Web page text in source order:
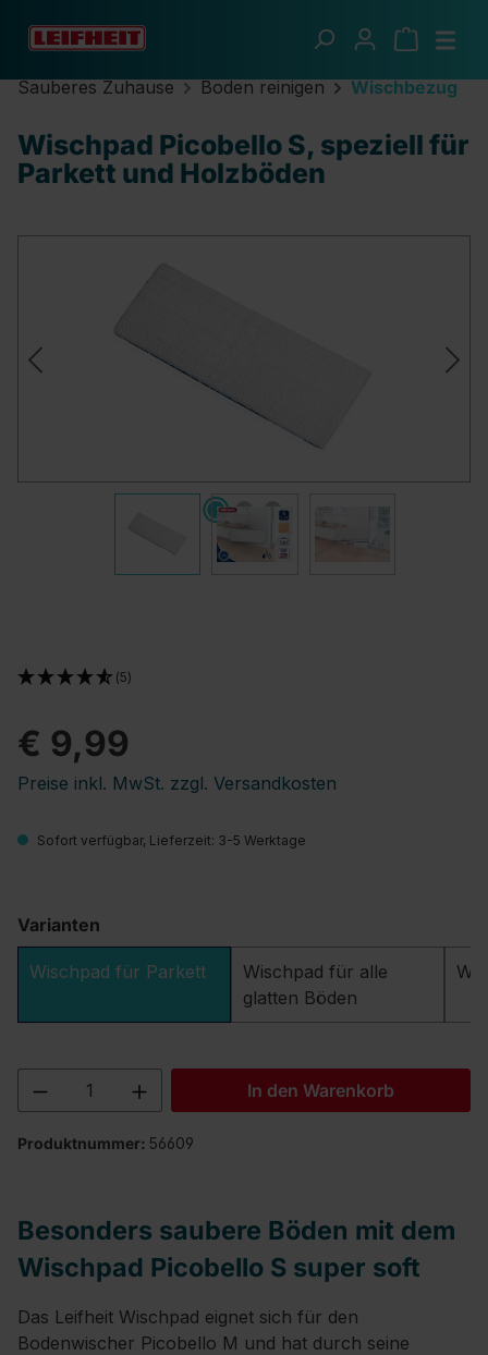
Zum Hauptinhalt springen
Sauberes Zuhause Boden reinigen Wischbezug
Wischpad Picobello S, speziell für
Parkett und Holzböden
€ 9,99
Preise inkl. MwSt. zzgl. Versandkosten
(5)
Sofort verfügbar, Lieferzeit: 3-5 Werktage
Varianten
Wischpad für Parkett
Wischpad für alle
glatten Böden
Produkt Anzahl: Gib den gewünschten
In den Warenkorb
Produktnummer: 56609
Besonders saubere Böden mit dem
Wischpad Picobello S super soft
Das Leifheit Wischpad eignet sich für den
Bodenwischer Picobello M und hat durch seine